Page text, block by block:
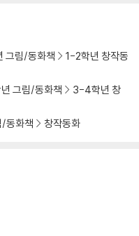
그림/동화책
1-2학년 창작동
그림/동화책
3-4학년 창
/동화책 창작동화